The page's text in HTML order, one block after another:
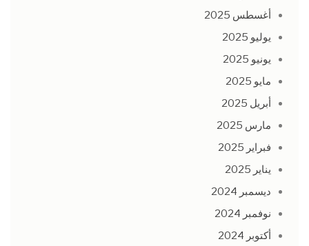
أغسطس 2025
يوليو 2025
يونيو 2025
مايو 2025
أبريل 2025
مارس 2025
فبراير 2025
يناير 2025
ديسمبر 2024
نوفمبر 2024
أكتوبر 2024